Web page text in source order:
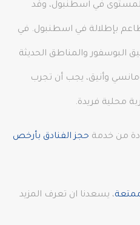
في اسطنبول، وقد
بإطلالة في اسطنبول. في
والمناطق الحديثة
وأنيق، يجب أن تجرب
محلية فريدة.
من خدمة حجز الفنادق بأرخص
، يسعدنا ان تعرف المزيد